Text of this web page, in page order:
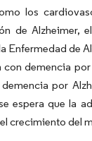
los
de Alzheimer,
Enfermedad de
demencia
por
espera que la
crecimiento del